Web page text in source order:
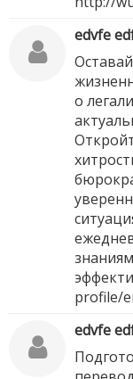
edvfe
о
profile/
edvfe